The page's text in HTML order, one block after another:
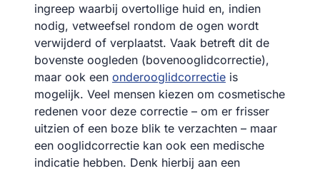
ingreep waarbij overtollige huid en, indien
nodig, vetweefsel rondom de ogen wordt
verwijderd of verplaatst. Vaak betreft dit de
bovenste oogleden (bovenooglidcorrectie),
maar ook een onderooglidcorrectie is
mogelijk. Veel mensen kiezen om cosmetische
redenen voor deze correctie – om er frisser
uitzien of een boze blik te verzachten – maar
een ooglidcorrectie kan ook een medische
indicatie hebben. Denk hierbij aan een